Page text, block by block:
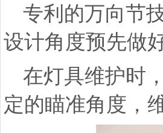
专利的万向节
设计角度预先做
在灯具维护时
定的瞄准角度，